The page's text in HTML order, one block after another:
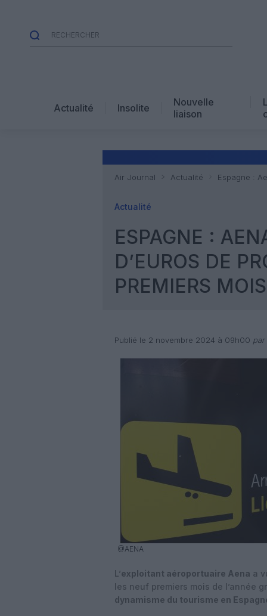
Actualité Insolite
Nouvelle
liaison
Air Journal Actualité Espagne :
Actualité
ESPAGNE :
D’EUROS DE
PREMIERS
Publié le 2 novembre 2024 à 09h00 par
@AENA
L’exploitant aéroportuaire Aena a
les neuf premiers mois de l’année
dynamisme du tourisme en